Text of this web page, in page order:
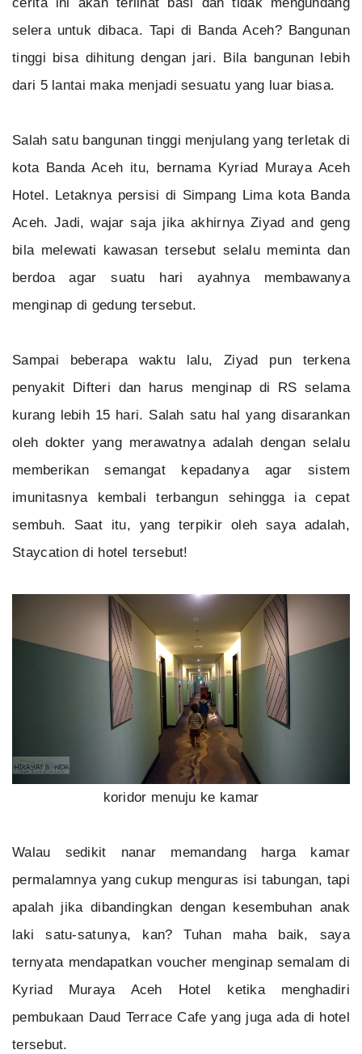
cerita ini akan terlihat basi dan tidak mengundang
selera untuk dibaca. Tapi di Banda Aceh? Bangunan
tinggi bisa dihitung dengan jari. Bila bangunan lebih
dari 5 lantai maka menjadi sesuatu yang luar biasa.
Salah satu bangunan tinggi menjulang yang terletak di
kota Banda Aceh itu, bernama Kyriad Muraya Aceh
Hotel. Letaknya persisi di Simpang Lima kota Banda
Aceh. Jadi, wajar saja jika akhirnya Ziyad and geng
bila melewati kawasan tersebut selalu meminta dan
berdoa agar suatu hari ayahnya membawanya
menginap di gedung tersebut.
Sampai beberapa waktu lalu, Ziyad pun terkena
penyakit Difteri dan harus menginap di RS selama
kurang lebih 15 hari. Salah satu hal yang disarankan
oleh dokter yang merawatnya adalah dengan selalu
memberikan semangat kepadanya agar sistem
imunitasnya kembali terbangun sehingga ia cepat
sembuh. Saat itu, yang terpikir oleh saya adalah,
Staycation di hotel tersebut!
koridor menuju ke kamar
Walau sedikit nanar memandang harga kamar
permalamnya yang cukup menguras isi tabungan, tapi
apalah jika dibandingkan dengan kesembuhan anak
laki satu-satunya, kan? Tuhan maha baik, saya
ternyata mendapatkan voucher menginap semalam di
Kyriad Muraya Aceh Hotel ketika menghadiri
pembukaan Daud Terrace Cafe yang juga ada di hotel
tersebut.